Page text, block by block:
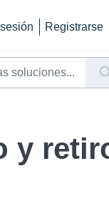
Registrarse
y